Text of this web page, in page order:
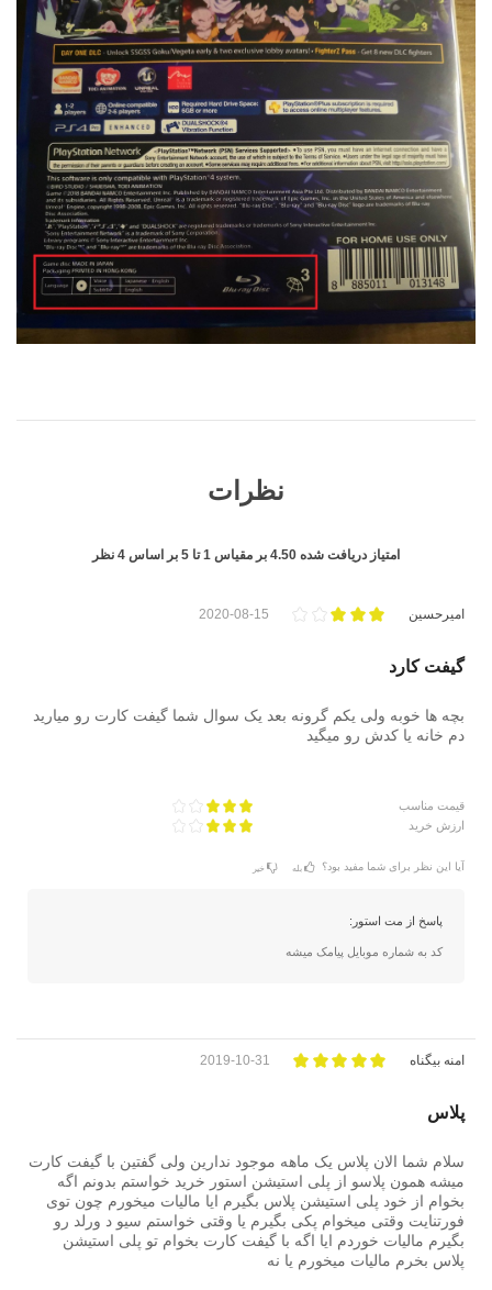
نظرات
امتیاز دریافت شده 4.50 بر مقیاس 1تا 5 بر اساس 4 نظر
امیرحسین 2020-08-15
گیفت کارد
بچه ها خوبه ولی یکم گرونه بعد یک سوال شما گیفت کارت رو میارید
دم خانه یا کدش رو میگید
قیمت مناسب
ارزش خرید
آیا این نظر برای شما مفید بود؟ بله خیر
پاسخ از مت استور:
کد به شماره موبایل پیامک میشه
امنه بیگناه 2019-10-31
پلاس
سلام شما الان پلاس یک ماهه موجود ندارین ولی گفتین با گیفت کارت
میشه همون پلاسو از پلی استیشن استور خرید خواستم بدونم اگه
بخوام از خود پلی استیشن پلاس بگیرم ایا مالیات میخورم چون توی
فورتنایت وقتی میخوام پکی بگیرم یا وقتی خواستم سیو د ورلد رو
بگیرم مالیات خوردم ایا اگه با گیفت کارت بخوام تو پلی استیشن
پلاس بخرم مالیات میخورم یا نه